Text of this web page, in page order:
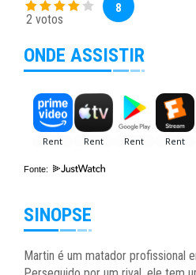
2 votos
8
ONDE ASSISTIR
Fonte:
SINOPSE
Martin é um matador profissional